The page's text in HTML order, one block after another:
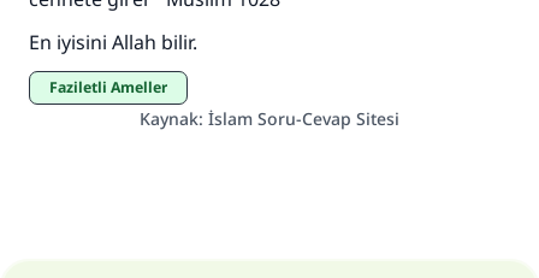
En iyisini Allah bilir.
Faziletli Ameller
Kaynak: İslam Soru-Cevap Sitesi